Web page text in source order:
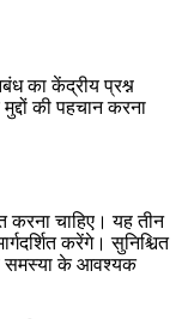
का केंद्रीय प्रश्न
की पहचान करना
चाहिए। यह तीन
करेंगे। सुनिश्चित
समस्या के आवश्यक